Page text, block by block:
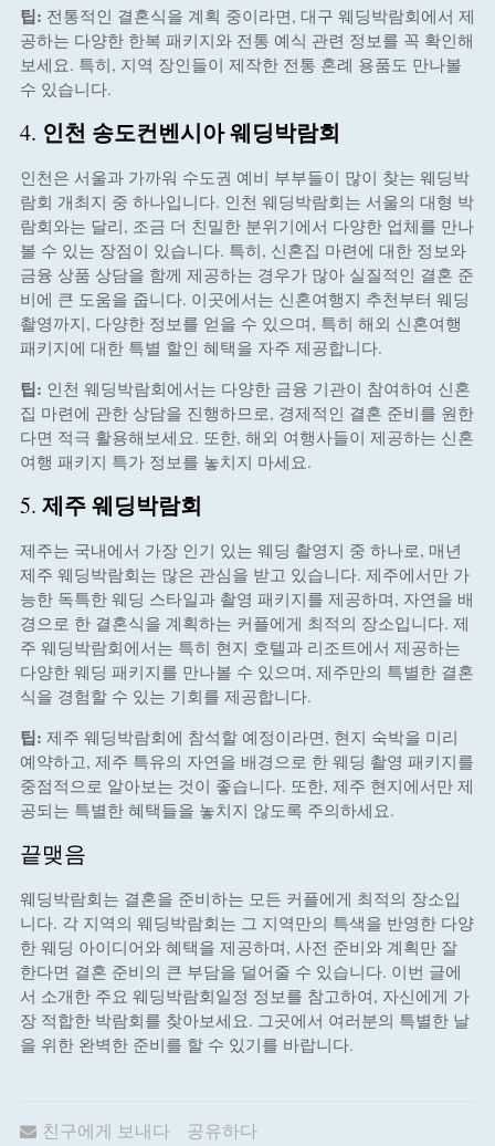
팁: 전통적인 결혼식을 계획 중이라면, 대구 웨딩박람회에서 제
공하는 다양한 한복 패키지와 전통 예식 관련 정보를 꼭 확인해
보세요. 특히, 지역 장인들이 제작한 전통 혼례 용품도 만나볼
수 있습니다.
4. 인천 송도컨벤시아 웨딩박람회
인천은 서울과 가까워 수도권 예비 부부들이 많이 찾는 웨딩박
람회 개최지 중 하나입니다. 인천 웨딩박람회는 서울의 대형 박
람회와는 달리, 조금 더 친밀한 분위기에서 다양한 업체를 만나
볼 수 있는 장점이 있습니다. 특히, 신혼집 마련에 대한 정보와
금융 상품 상담을 함께 제공하는 경우가 많아 실질적인 결혼 준
비에 큰 도움을 줍니다. 이곳에서는 신혼여행지 추천부터 웨딩
촬영까지, 다양한 정보를 얻을 수 있으며, 특히 해외 신혼여행
패키지에 대한 특별 할인 혜택을 자주 제공합니다.
팁: 인천 웨딩박람회에서는 다양한 금융 기관이 참여하여 신혼
집 마련에 관한 상담을 진행하므로, 경제적인 결혼 준비를 원한
다면 적극 활용해보세요. 또한, 해외 여행사들이 제공하는 신혼
여행 패키지 특가 정보를 놓치지 마세요.
5. 제주 웨딩박람회
제주는 국내에서 가장 인기 있는 웨딩 촬영지 중 하나로, 매년
제주 웨딩박람회는 많은 관심을 받고 있습니다. 제주에서만 가
능한 독특한 웨딩 스타일과 촬영 패키지를 제공하며, 자연을 배
경으로 한 결혼식을 계획하는 커플에게 최적의 장소입니다. 제
주 웨딩박람회에서는 특히 현지 호텔과 리조트에서 제공하는
다양한 웨딩 패키지를 만나볼 수 있으며, 제주만의 특별한 결혼
식을 경험할 수 있는 기회를 제공합니다.
팁: 제주 웨딩박람회에 참석할 예정이라면, 현지 숙박을 미리
예약하고, 제주 특유의 자연을 배경으로 한 웨딩 촬영 패키지를
중점적으로 알아보는 것이 좋습니다. 또한, 제주 현지에서만 제
공되는 특별한 혜택들을 놓치지 않도록 주의하세요.
끝맺음
웨딩박람회는 결혼을 준비하는 모든 커플에게 최적의 장소입
니다. 각 지역의 웨딩박람회는 그 지역만의 특색을 반영한 다양
한 웨딩 아이디어와 혜택을 제공하며, 사전 준비와 계획만 잘
한다면 결혼 준비의 큰 부담을 덜어줄 수 있습니다. 이번 글에
서 소개한 주요 웨딩박람회일정 정보를 참고하여, 자신에게 가
장 적합한 박람회를 찾아보세요. 그곳에서 여러분의 특별한 날
을 위한 완벽한 준비를 할 수 있기를 바랍니다.
친구에게 보내다
공유하다